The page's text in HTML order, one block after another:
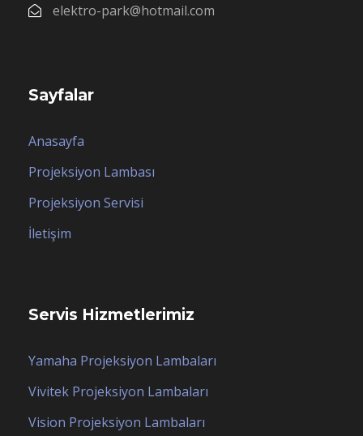
elektro-park@hotmail.com
Sayfalar
Anasayfa
Projeksiyon Lambası
Projeksiyon Servisi
İletişim
Servis Hizmetlerimiz
Yamaha Projeksiyon Lambaları
Vivitek Projeksiyon Lambaları
Vision Projeksiyon Lambaları